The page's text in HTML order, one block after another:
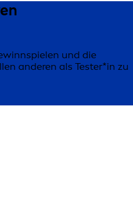
und die
anderen als Tester*in zu